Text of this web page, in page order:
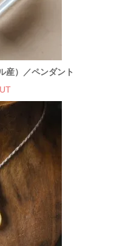
産）／ペンダント